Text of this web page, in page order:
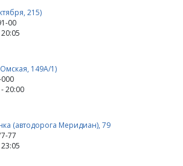
215)
00
149А/1)
20:00
(автодорога Меридиан), 79
77